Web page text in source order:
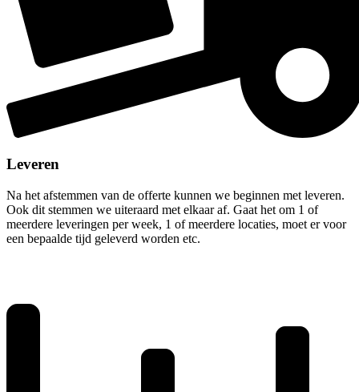
Leveren
Na het afstemmen van de offerte kunnen we beginnen met leveren.
Ook dit stemmen we uiteraard met elkaar af. Gaat het om 1 of
meerdere leveringen per week, 1 of meerdere locaties, moet er voor
een bepaalde tijd geleverd worden etc.